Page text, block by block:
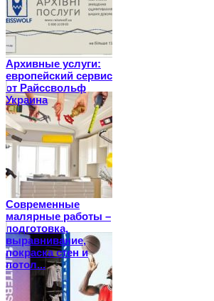
Архивные услуги:
европейский сервис
от Райссвольф
Украина
Современные
малярные работы –
подготовка,
выравнивание,
покраска стен и
потол...